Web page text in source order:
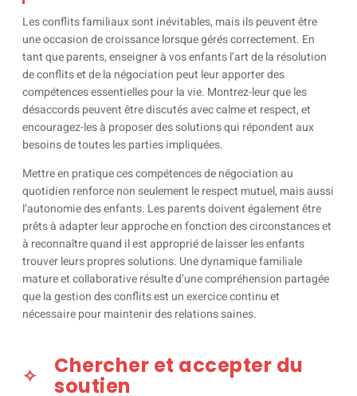
Les conflits familiaux sont inévitables, mais ils peuvent être
une occasion de croissance lorsque gérés correctement. En
tant que parents, enseigner à vos enfants l’art de la résolution
de conflits et de la négociation peut leur apporter des
compétences essentielles pour la vie. Montrez-leur que les
désaccords peuvent être discutés avec calme et respect, et
encouragez-les à proposer des solutions qui répondent aux
besoins de toutes les parties impliquées.
Mettre en pratique ces compétences de négociation au
quotidien renforce non seulement le respect mutuel, mais aussi
l’autonomie des enfants. Les parents doivent également être
prêts à adapter leur approche en fonction des circonstances et
à reconnaître quand il est approprié de laisser les enfants
trouver leurs propres solutions. Une dynamique familiale
mature et collaborative résulte d’une compréhension partagée
que la gestion des conflits est un exercice continu et
nécessaire pour maintenir des relations saines.
Chercher et accepter du
soutien